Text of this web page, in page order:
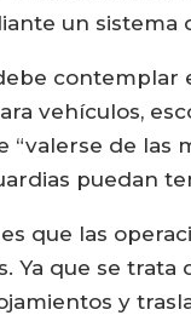
un sistema
vehículos,
“valerse de
puedan
que las
Ya que se
y